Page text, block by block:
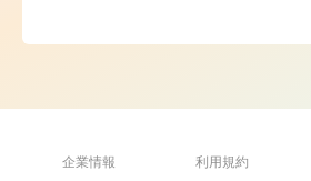
企業情報 利用規約